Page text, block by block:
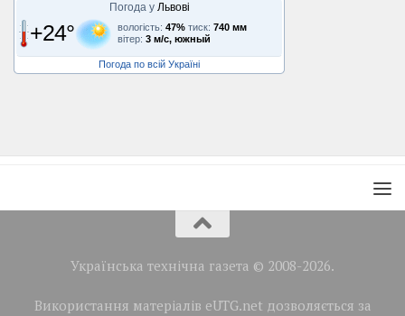
Погода у Львові
+24° вологість: 47% тиск: 740 мм
вітер: 3 м/с, южный
Погода по всій Україні
Українська технічна газета © 2008-2026.
Використання матеріалів eUTG.net дозволяється за